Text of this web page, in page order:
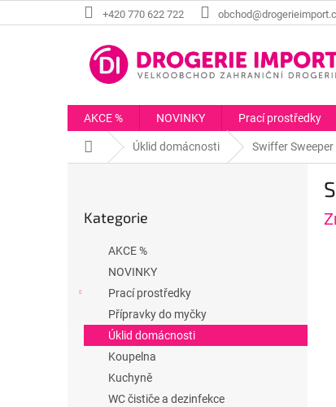
na
+420 770 622 722
AKCE % NOVINKY Prací prostředky
Domů Úklid domácnosti Swiffer
kategorie
Kategorie
AKCE %
NOVINKY
Prací prostředky
Přípravky do myčky
Úklid domácnosti
Koupelna
Kuchyně
WC čističe a dezinfekce